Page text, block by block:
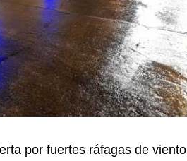
por fuertes ráfagas de viento